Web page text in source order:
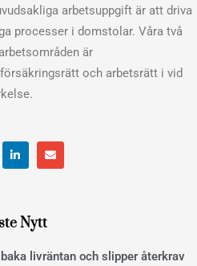
arbetsuppgift är att driva
processer i domstolar. Våra två
är
och arbetsrätt i vid
L
i
n
n
E
n
v
Nytt
livräntan och slipper återkrav